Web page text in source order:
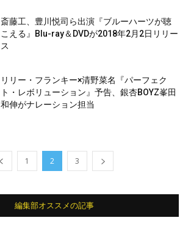
斎藤工、豊川悦司ら出演『ブルーハーツが聴
こえる』Blu-ray＆DVDが2018年2月2日リリー
ス
リリー・フランキー×清野菜名『パーフェク
ト・レボリューション』予告、銀杏BOYZ峯田
和伸がナレーション担当
1 2 3
編集部オススメの記事